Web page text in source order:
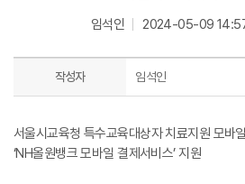
임석인 2024-05-09
작성자 임석인
서울시교육청 특수교육대상자 치료지원 모바
‘NH올원뱅크 모바일 결제서비스’ 지원